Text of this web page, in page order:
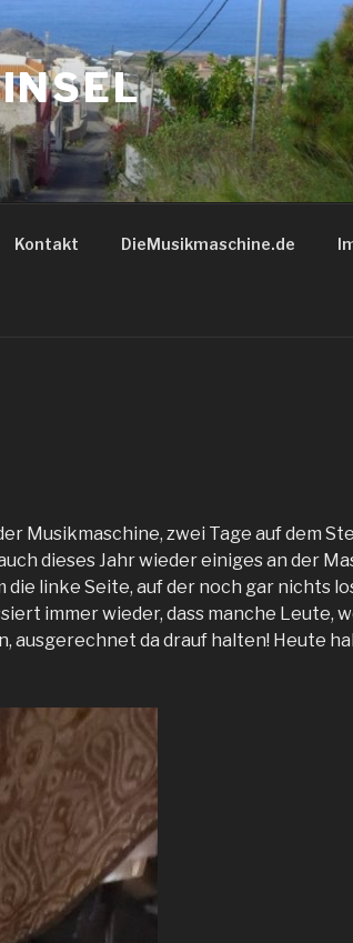
Kontakt DieMusikmaschine.de
Musikmaschine, zwei Tage auf dem
dieses Jahr wieder einiges an der
linke Seite, auf der noch gar nichts
immer wieder, dass manche Leute,
ausgerechnet da drauf halten! Heute